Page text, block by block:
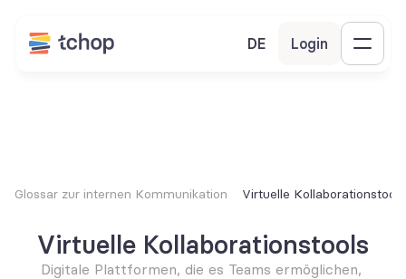
DE Login
Glossar zur internen Kommunikation Virtuelle Kollaborationstools
Virtuelle Kollaborationstools
Digitale Plattformen, die es Teams ermöglichen,